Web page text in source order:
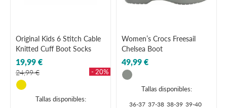
Original Kids 6 Stitch Cable
Knitted Cuff Boot Socks
19,99 €
24,99 € - 20%
Tallas disponibles:
Women’s Crocs Freesail
Chelsea Boot
49,99 €
Tallas disponibles:
36-37 37-38 38-39 39-40